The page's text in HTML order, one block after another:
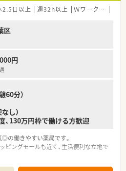
2.5日以上 週32h以上 Ｗワーク可
区
円
60分）
し）
、130万円枠で働ける方歓迎
の働きやすい薬局です。
ピングモールも近く、生活便利な立地で